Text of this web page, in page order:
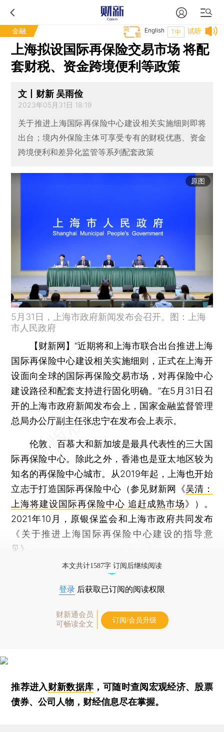
金融 试听
T中
English
上海拟设国际再保险交易市场 将配
套财税、资金跨境便利等政策
文丨财新 吴雨俭
2023年05月31日 18:19
关于推进上海国际再保险中心建设相关实施细则即将
出台；境内外保险主体可享受专有的财税优惠、资金
跨境便利和差异化监管等系列配套政策
原图
5月31日，上海市政府新闻发布会召开。图：上海
市人民政府
【财新网】 “近期将和上海市联合出台推进上海
国际再保险中心建设相关实施细则，正式在上海开
设面向全球的国际再保险交易市场，对再保险中心
建设路径和配套支持进行固化明确。”在5月31日召
开的上海市政府新闻发布会上，国家金融监督管理
总局办公厅副主任张忠宁在发布会上表示。
伦敦、百慕大和新加坡是最具代表性的三大国
际再保险中心。除此之外，香港也是亚太地区较为
知名的再保险中心城市。从2019年起，上海也开始
立志于打造国际再保险中心（参见财新网《吴清：
上海将建设国际再保险中心 追赶成熟市场》）。
2021年10月，原银保监会和上海市政府共同发布
《关于推进上海国际再保险中心建设的指导意
见》。
本文共计1587字 订阅后继续阅读
登录 后获取已订阅的阅读权限
财新通会员
可畅读全文
订阅/会员升级
推荐进入财新数据库 ，可随时查阅宏观经济、股票
债券、公司人物，财经信息尽在掌握。